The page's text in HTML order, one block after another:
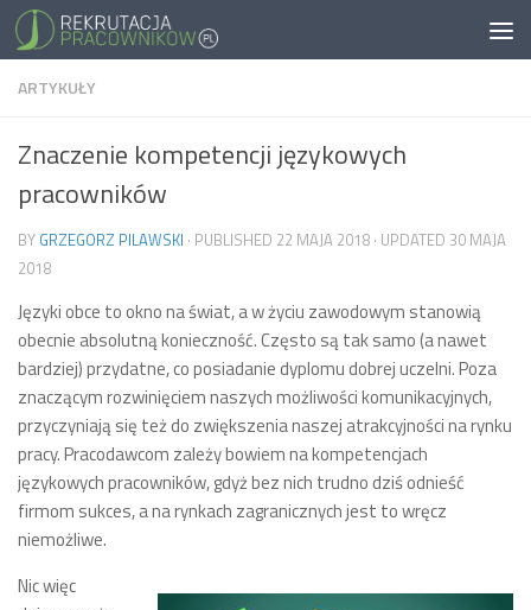
ARTYKUŁY
Znaczenie kompetencji językowych
pracowników
BY GRZEGORZ PILAWSKI · PUBLISHED 22 MAJA 2018 · UPDATED 30 MAJA
2018
Języki obce to okno na świat, a w życiu zawodowym stanowią
obecnie absolutną konieczność. Często są tak samo (a nawet
bardziej) przydatne, co posiadanie dyplomu dobrej uczelni. Poza
znaczącym rozwinięciem naszych możliwości komunikacyjnych,
przyczyniają się też do zwiększenia naszej atrakcyjności na rynku
pracy. Pracodawcom zależy bowiem na kompetencjach
językowych pracowników, gdyż bez nich trudno dziś odnieść
firmom sukces, a na rynkach zagranicznych jest to wręcz
niemożliwe.
Nic więc